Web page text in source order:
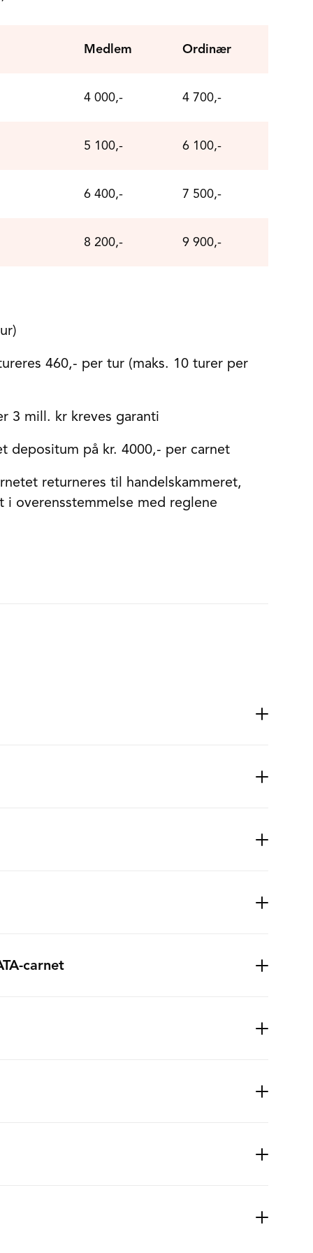
Medlem Ordinær
4 000,- 4 700,-
5 100,- 6 100,-
6 400,- 7 500,-
8 200,- 9 900,-
460,- per tur (maks. 10 turer per
3 mill. kr kreves garanti
depositum på kr. 4000,- per carnet
returneres til handelskammeret,
overensstemmelse med reglene
carnet